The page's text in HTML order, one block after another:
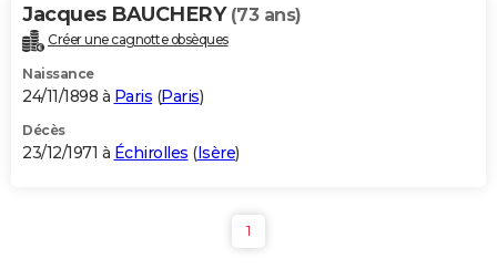
Jacques BAUCHERY (73 ans)
Créer une cagnotte obsèques
Naissance
24/11/1898 à Paris (Paris)
Décès
23/12/1971 à Échirolles (Isère)
1